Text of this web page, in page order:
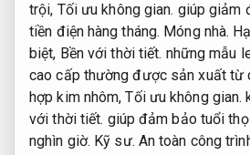
trội, Tối ưu không gian. giúp giảm
tiền điện hàng tháng. Móng nhà.
biệt, Bền với thời tiết. những mẫu
cao cấp thường được sản xuất từ
hợp kim nhôm,Tối ưu không gian.
với thời tiết. giúp đảm bảo tuổi
nghìn giờ. Kỹ sư. An toàn công